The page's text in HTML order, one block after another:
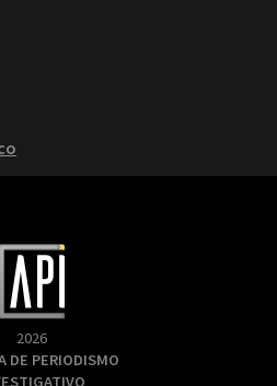
2026
DE PERIODISMO